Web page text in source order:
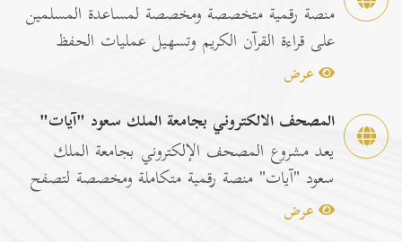
منصة رقمية متخصصة ومخصصة لمساعدة المسلمين
على قراءة القرآن الكريم وتسهيل عمليات الحفظ
والمراجعة عبر...
عرض
المصحف الالكتروني بجامعة الملك سعود "آيات"
يعد مشروع المصحف الإلكتروني بجامعة الملك
سعود "آيات" منصة رقمية متكاملة ومخصصة لتصفح
وقراءة القرآن ا...
عرض